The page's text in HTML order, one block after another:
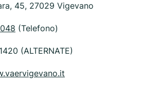
45, 27029 Vigevano
(Telefono)
(ALTERNATE)